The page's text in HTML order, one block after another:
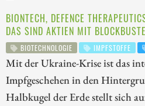
BIONTECH, DEFENCE
DAS SIND AKTIEN MIT
BIOTECHNOLOGIE IMPFSTOFFE
Mit der Ukraine-Krise ist das
Impfgeschehen in den
Halbkugel der Erde stellt sich